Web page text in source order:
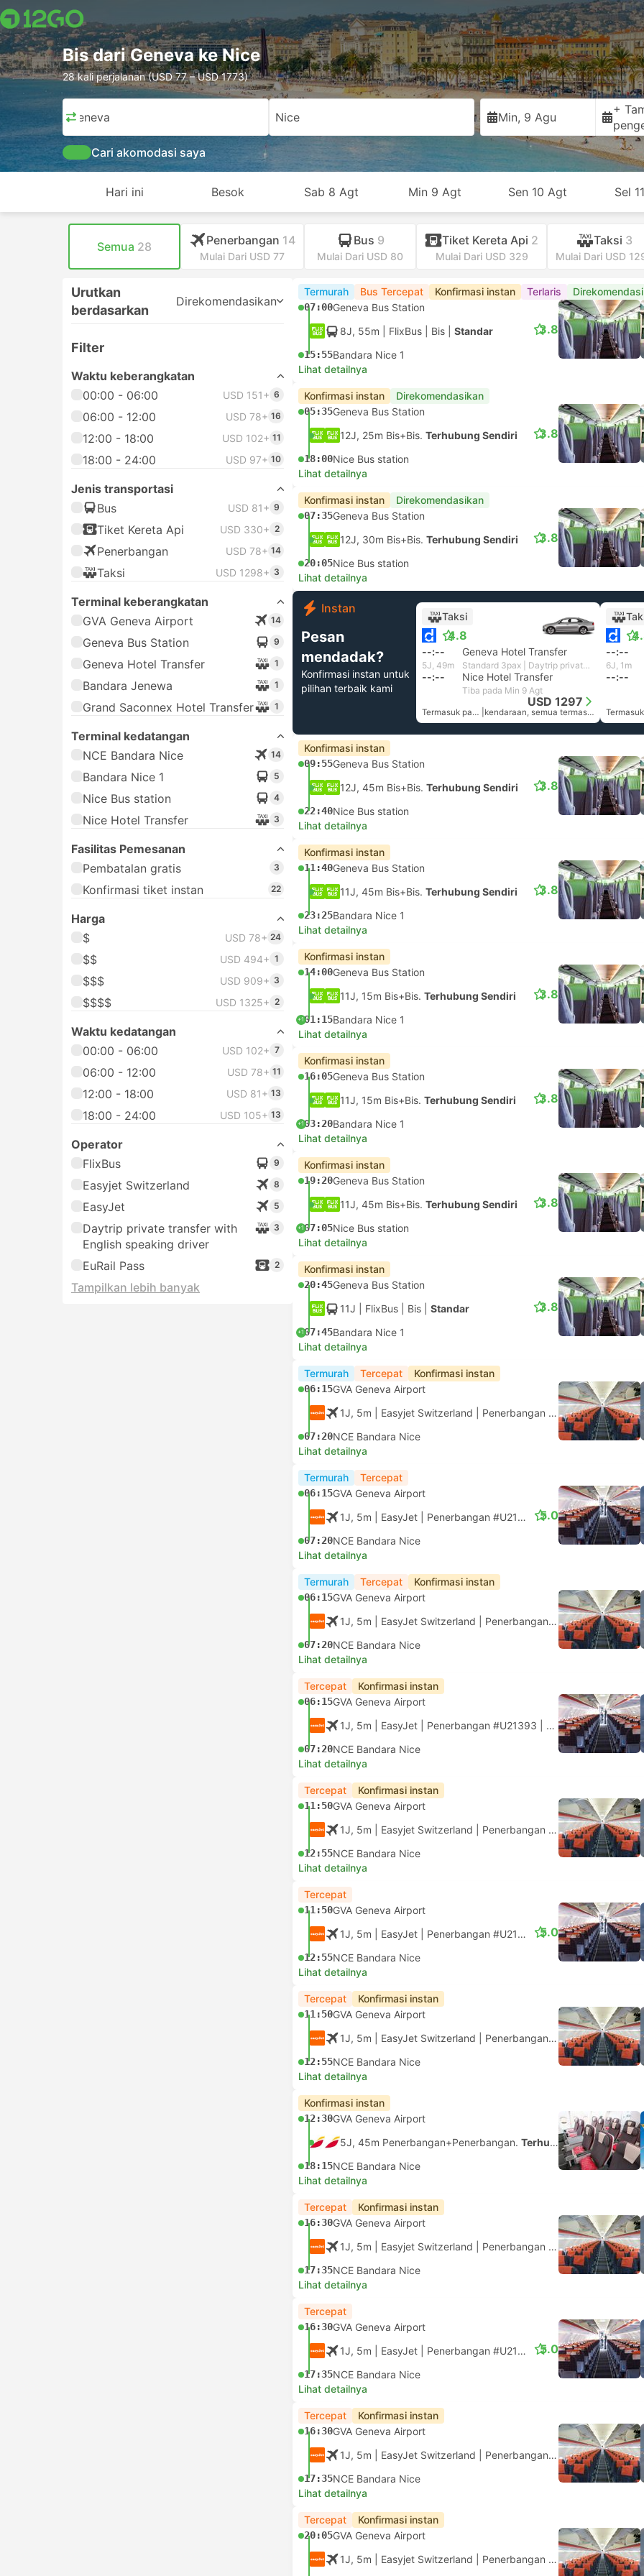
Bis dari Geneva ke Nice
28 kali perjalanan (USD 77 – USD 1773)
Geneva Nice Min, 9 Agu
+
Cari akomodasi saya
Hari ini Besok Sab 8 Agt Min 9 Agt Sen 10 Agt Sel
Semua 28 Penerbangan 14
Mulai Dari USD 77
Bus 9
Mulai Dari USD 80
Tiket Kereta Api 2
Mulai Dari USD 329
Taksi 3
Mulai Dari USD
Urutkan
berdasarkan
Direkomendasikan
Filter
Waktu keberangkatan
00:00 - 06:00
USD 151+ 6
06:00 - 12:00 USD 78+ 16
12:00 - 18:00 USD 102+ 11
18:00 - 24:00 USD 97+ 10
Jenis transportasi
Bus
USD 81+ 9
Tiket Kereta Api USD 330+ 2
Penerbangan USD 78+ 14
Taksi USD 1298+ 3
Terminal keberangkatan
GVA Geneva Airport
14
Geneva Bus Station 9
Geneva Hotel Transfer 1
Bandara Jenewa 1
Grand Saconnex Hotel Transfer 1
Terminal kedatangan
NCE Bandara Nice
14
Bandara Nice 1 5
Nice Bus station 4
Nice Hotel Transfer 3
Fasilitas Pemesanan
Pembatalan gratis
3
Konfirmasi tiket instan 22
Harga
$
USD 78+ 24
$$ USD 494+ 1
$$$ USD 909+ 3
$$$$ USD 1325+ 2
Waktu kedatangan
00:00 - 06:00
USD 102+ 7
06:00 - 12:00 USD 78+ 11
12:00 - 18:00 USD 81+ 13
18:00 - 24:00 USD 105+ 13
Operator
FlixBus
9
Easyjet Switzerland 8
EasyJet 5
Daytrip private transfer with
English speaking driver
3
EuRail Pass 2
Tampilkan lebih banyak
Termurah Bus Tercepat Konfirmasi instan Terlaris
07:00Geneva Bus Station
8J, 55m | FlixBus Bis Standar
15:55Bandara Nice 1
3.8
Lihat detailnya
Konfirmasi instan Direkomendasikan
05:35Geneva Bus Station
12J, 25m Bis+Bis. Terhubung Sendiri
18:00Nice Bus station
3.8
Lihat detailnya
Konfirmasi instan Direkomendasikan
07:35Geneva Bus Station
12J, 30m Bis+Bis. Terhubung Sendiri
20:05Nice Bus station
3.8
Lihat detailnya
Instan
Pesan
mendadak?
Konfirmasi instan untuk
pilihan terbaik kami
Taksi
4.8
--:-- Geneva Hotel Transfer
5J, 49m Standard 3pax | Daytrip private transfer with English speaking driver
--:-- Nice Hotel Transfer
Tiba pada Min 9 Agt
USD 1297
Termasuk pajak kendaraan, semua termasuk.
--:--
6J, 1m
--:--
Konfirmasi instan
09:55Geneva Bus Station
12J, 45m Bis+Bis. Terhubung Sendiri
22:40Nice Bus station
3.8
Lihat detailnya
Konfirmasi instan
11:40Geneva Bus Station
11J, 45m Bis+Bis. Terhubung Sendiri
23:25Bandara Nice 1
3.8
Lihat detailnya
Konfirmasi instan
14:00Geneva Bus Station
11J, 15m Bis+Bis. Terhubung Sendiri
+101:15Bandara Nice 1
3.8
Lihat detailnya
Konfirmasi instan
16:05Geneva Bus Station
11J, 15m Bis+Bis. Terhubung Sendiri
+103:20Bandara Nice 1
3.8
Lihat detailnya
Konfirmasi instan
19:20Geneva Bus Station
11J, 45m Bis+Bis. Terhubung Sendiri
+107:05Nice Bus station
3.8
Lihat detailnya
Konfirmasi instan
20:45Geneva Bus Station
11J | FlixBus Bis Standar
+107:45Bandara Nice 1
3.8
Lihat detailnya
Termurah Tercepat Konfirmasi instan
06:15GVA Geneva Airport
1J, 5m | Easyjet Switzerland Penerbangan #DS1393 |
07:20NCE Bandara Nice
Lihat detailnya
Termurah Tercepat
06:15GVA Geneva Airport
1J, 5m | EasyJet Penerbangan #U21393 |Ekonomi
07:20NCE Bandara Nice
5.0
Lihat detailnya
Termurah Tercepat Konfirmasi instan
06:15GVA Geneva Airport
1J, 5m | EasyJet Switzerland Penerbangan #DS1393 |
07:20NCE Bandara Nice
Lihat detailnya
Tercepat Konfirmasi instan
06:15GVA Geneva Airport
1J, 5m | EasyJet Penerbangan #U21393 Ekonomi
07:20NCE Bandara Nice
Lihat detailnya
Tercepat Konfirmasi instan
11:50GVA Geneva Airport
1J, 5m | Easyjet Switzerland Penerbangan #DS1395 |
12:55NCE Bandara Nice
Lihat detailnya
Tercepat
11:50GVA Geneva Airport
1J, 5m | EasyJet Penerbangan #U21395 |Ekonomi
12:55NCE Bandara Nice
5.0
Lihat detailnya
Tercepat Konfirmasi instan
11:50GVA Geneva Airport
1J, 5m | EasyJet Switzerland Penerbangan #DS1395 |
12:55NCE Bandara Nice
Lihat detailnya
Konfirmasi instan
12:30GVA Geneva Airport
5J, 45m Penerbangan+Penerbangan. Terhubung Sendiri
18:15NCE Bandara Nice
Lihat detailnya
Tercepat Konfirmasi instan
16:30GVA Geneva Airport
1J, 5m | Easyjet Switzerland Penerbangan #DS1399 |
17:35NCE Bandara Nice
Lihat detailnya
Tercepat
16:30GVA Geneva Airport
1J, 5m | EasyJet Penerbangan #U21399 |Ekonomi
17:35NCE Bandara Nice
5.0
Lihat detailnya
Tercepat Konfirmasi instan
16:30GVA Geneva Airport
1J, 5m | EasyJet Switzerland Penerbangan #DS1399 |
17:35NCE Bandara Nice
Lihat detailnya
Tercepat Konfirmasi instan
20:05GVA Geneva Airport
1J, 5m | Easyjet Switzerland Penerbangan #DS1401 |Ekonomi